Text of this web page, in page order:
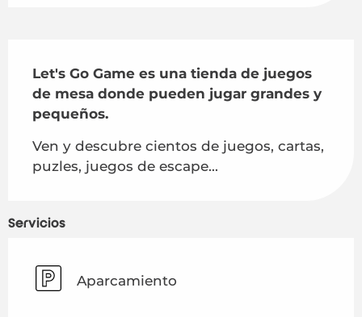
Let's Go Game es una tienda de juegos
de mesa donde pueden jugar grandes y
pequeños.
Ven y descubre cientos de juegos, cartas,
puzles, juegos de escape...
Servicios
Aparcamiento